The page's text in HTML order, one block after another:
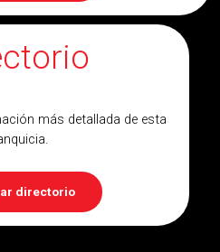
más detallada de esta
directorio